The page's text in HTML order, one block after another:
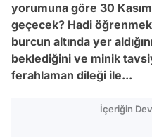
yorumuna göre 30
geçecek? Hadi
burcun altında yer
beklediğini ve minik
ferahlaman dileği ile...
İçeriğin